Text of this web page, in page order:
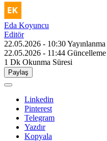
Eda Koyuncu
Editör
22.05.2026 - 10:30Yayınlanma
22.05.2026 - 11:44 Güncelleme
1 Dk Okunma Süresi
Paylaş
Linkedin
Pinterest
Telegram
Yazdır
Kopyala